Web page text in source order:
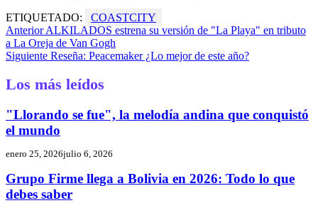
ETIQUETADO:
COASTCITY
Navegación
de
Anterior ALKILADOS estrena su versión de "La Playa" en tributo
a La Oreja de Van Gogh
Siguiente Reseña: Peacemaker ¿Lo mejor de este año?
Los más leídos
"Llorando se fue", la melodía andina que conquistó
el mundo
enero 25, 2026julio 6, 2026
Grupo Firme llega a Bolivia en 2026: Todo lo que
debes saber